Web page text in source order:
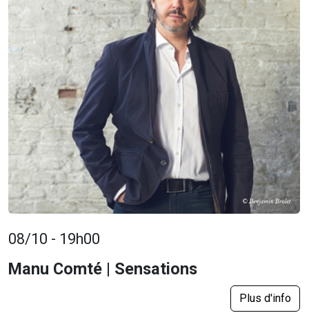
08/10 - 19h00
Manu Comté | Sensations
Plus d'info